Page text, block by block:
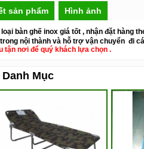
sản phẩm Hình ảnh
bàn ghế inox giá tốt , nhận đặt hàng
nội thành và hỗ trợ vận chuyển đi
tận nơi để quý khách lựa chọn .
Mục